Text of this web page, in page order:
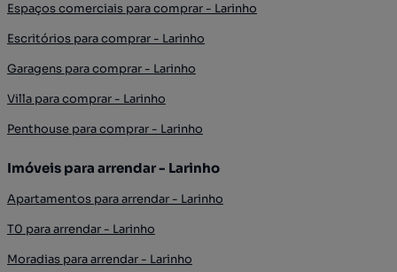
Espaços comerciais para comprar - Larinho
Escritórios para comprar - Larinho
Garagens para comprar - Larinho
Villa para comprar - Larinho
Penthouse para comprar - Larinho
Imóveis para arrendar - Larinho
Apartamentos para arrendar - Larinho
T0 para arrendar - Larinho
Moradias para arrendar - Larinho